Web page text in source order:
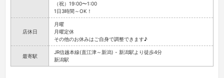
（祝）19:00〜1:00
1日3時間～OK！
店休日
月曜
月曜定休
その他のお休みはご自身で調整できます♪
最寄駅
JR信越本線(直江津～新潟) - 新潟駅より徒歩4分
新潟駅